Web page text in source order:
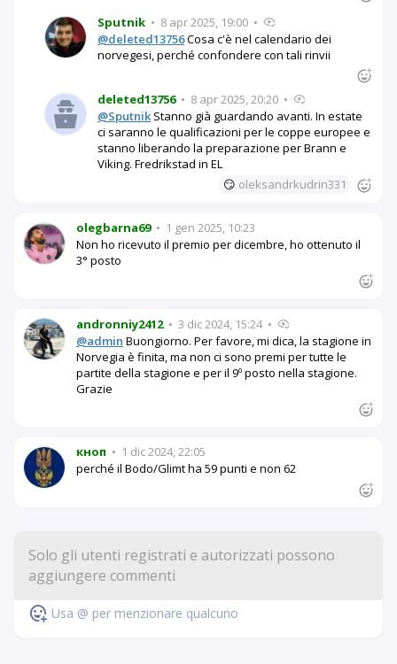
Sputnik • 8 apr 2025, 19:00 •
@deleted13756Cosa c'è nel calendario dei
norvegesi, perché confondere con tali rinvii
deleted13756 • 8 apr 2025, 20:20 •
@Sputnik Stanno già guardando avanti. In estate
ci saranno le qualificazioni per le coppe europee e
stanno liberando la preparazione per Brann e
Viking. Fredrikstad in EL
😏 oleksandrkudrin331
olegbarna69 • 1 gen 2025, 10:23
Non ho ricevuto il premio per dicembre, ho ottenuto il
3° posto
andronniy2412 • 3 dic 2024, 15:24 •
@admin Buongiorno. Per favore, mi dica, la stagione in
Norvegia è finita, ma non ci sono premi per tutte le
partite della stagione e per il 9º posto nella stagione.
Grazie
кноп • 1 dic 2024, 22:05
perché il Bodo/Glimt ha 59 punti e non 62
Usa @ per menzionare qualcuno